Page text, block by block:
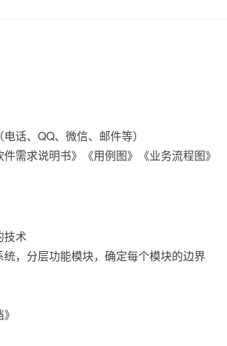
话、QQ、微信、邮件等）
需求说明书》《用例图》《业务流程图》
技术
，分层功能模块，确定每个模块的边界